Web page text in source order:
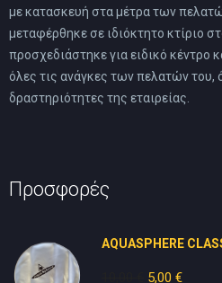
με κατασκευή στα μέτρα των
μεταφέρθηκε σε ιδιόκτητο κτίριο
προσχεδιάστηκε για ειδικό κέντρο
όλες τις ανάγκες των πελατών του,
δραστηριότητες της εταιρείας.
Προσφορές
AQUASPHERE
Original
5,00 €Η